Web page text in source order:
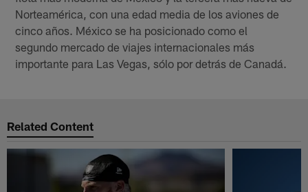
Norteamérica, con una edad media de los aviones de
cinco años. México se ha posicionado como el
segundo mercado de viajes internacionales más
importante para Las Vegas, sólo por detrás de Canadá.
Related Content